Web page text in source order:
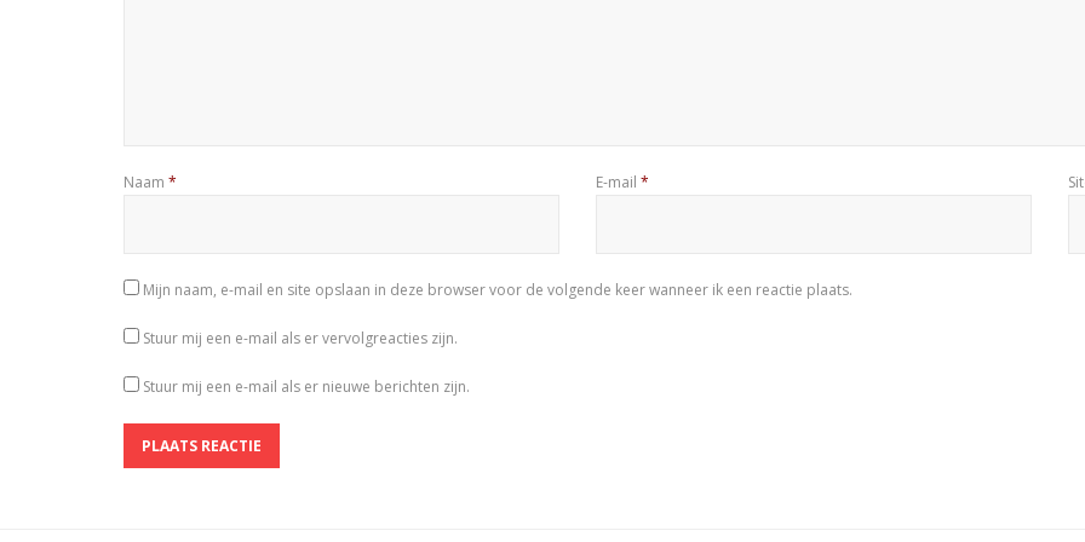
Naam * E-mail *
Mijn naam, e-mail en site opslaan in deze browser voor de volgende keer wanneer ik een reactie plaats.
Stuur mij een e-mail als er vervolgreacties zijn.
Stuur mij een e-mail als er nieuwe berichten zijn.